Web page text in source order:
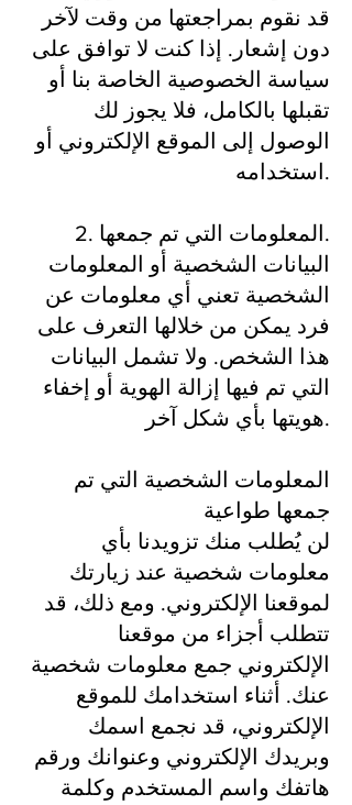
قد نقوم بمراجعتها من وقت لآخر
دون إشعار. إذا كنت لا توافق على
سياسة الخصوصية الخاصة بنا أو
تقبلها بالكامل، فلا يجوز لك
الوصول إلى الموقع الإلكتروني أو
استخدامه.
2. المعلومات التي تم جمعها.
البيانات الشخصية أو المعلومات
الشخصية تعني أي معلومات عن
فرد يمكن من خلالها التعرف على
هذا الشخص. ولا تشمل البيانات
التي تم فيها إزالة الهوية أو إخفاء
هويتها بأي شكل آخر.
المعلومات الشخصية التي تم
جمعها طواعية
لن يُطلب منك تزويدنا بأي
معلومات شخصية عند زيارتك
لموقعنا الإلكتروني. ومع ذلك، قد
تتطلب أجزاء من موقعنا
الإلكتروني جمع معلومات شخصية
عنك. أثناء استخدامك للموقع
الإلكتروني، قد نجمع اسمك
وبريدك الإلكتروني وعنوانك ورقم
هاتفك واسم المستخدم وكلمة